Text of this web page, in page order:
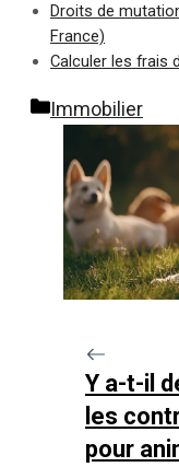
Droits de
France)
Calculer les frais
Catégories
Immobilier
Y a-t-il
les
pour